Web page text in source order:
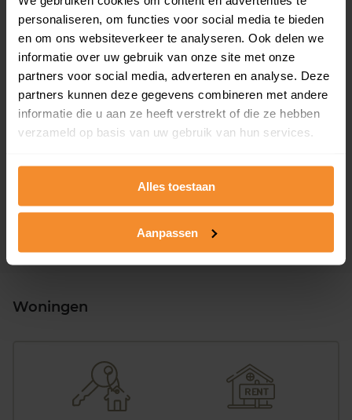
personaliseren, om functies voor social media te bieden
en om ons websiteverkeer te analyseren. Ook delen we
informatie over uw gebruik van onze site met onze
partners voor social media, adverteren en analyse. Deze
partners kunnen deze gegevens combineren met andere
informatie die u aan ze heeft verstrekt of die ze hebben
verzameld op basis van uw gebruik van hun services.
Alles toestaan
Aanpassen
Woonoppervlak
54 m2 617 m2
Verkoopdatum
30 juni 2026
Verkoopprijs
Koopsom opvragen
Vossenslag 35
Verkoopdatum
Verkoopprijs
Woningen